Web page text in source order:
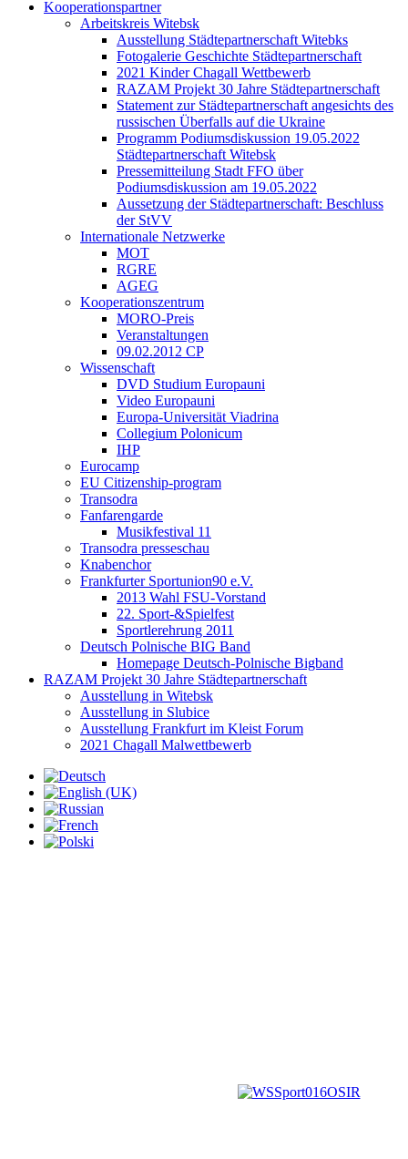
Kooperationspartner
Arbeitskreis Witebsk
Ausstellung Städtepartnerschaft Witebks
Fotogalerie Geschichte Städtepartnerschaft
2021 Kinder Chagall Wettbewerb
RAZAM Projekt 30 Jahre Städtepartnerschaft
Statement zur Städtepartnerschaft angesichts des
russischen Überfalls auf die Ukraine
Programm Podiumsdiskussion 19.05.2022
Städtepartnerschaft Witebsk
Pressemitteilung Stadt FFO über
Podiumsdiskussion am 19.05.2022
Aussetzung der Städtepartnerschaft: Beschluss
der StVV
Internationale Netzwerke
MOT
RGRE
AGEG
Kooperationszentrum
MORO-Preis
Veranstaltungen
09.02.2012 CP
Wissenschaft
DVD Studium Europauni
Video Europauni
Europa-Universität Viadrina
Collegium Polonicum
IHP
Eurocamp
EU Citizenship-program
Transodra
Fanfarengarde
Musikfestival 11
Transodra presseschau
Knabenchor
Frankfurter Sportunion90 e.V.
2013 Wahl FSU-Vorstand
22. Sport-&Spielfest
Sportlerehrung 2011
Deutsch Polnische BIG Band
Homepage Deutsch-Polnische Bigband
RAZAM Projekt 30 Jahre Städtepartnerschaft
Ausstellung in Witebsk
Ausstellung in Slubice
Ausstellung Frankfurt im Kleist Forum
2021 Chagall Malwettbewerb